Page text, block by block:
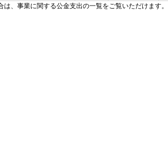
、事業に関する公金支出の一覧をご覧いただけます。